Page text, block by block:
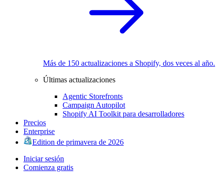
Más de 150 actualizaciones a Shopify, dos veces al año.
Últimas actualizaciones
Agentic Storefronts
Campaign Autopilot
Shopify AI Toolkit para desarrolladores
Precios
Enterprise
Edition de primavera de 2026
Iniciar sesión
Comienza gratis